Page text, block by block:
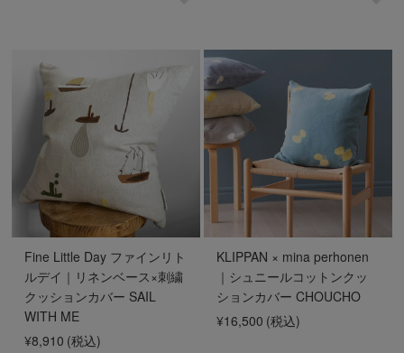
Fine Little Day ファインリト
ルデイ｜リネンベース×刺繍
クッションカバー SAIL
WITH ME
¥8,910 (税込)
KLIPPAN × mina perhonen
｜シュニールコットンクッ
ションカバー CHOUCHO
¥16,500 (税込)